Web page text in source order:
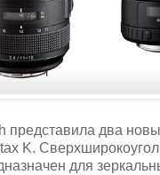
представила два
K.
для